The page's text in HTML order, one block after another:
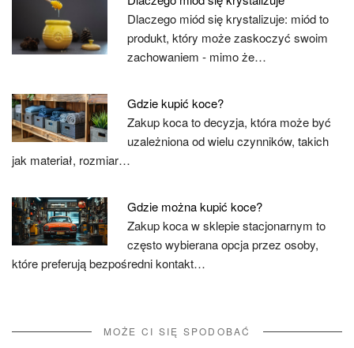
Dlaczego miód się krystalizuje: miód to
produkt, który może zaskoczyć swoim
zachowaniem - mimo że…
Gdzie kupić koce?
Zakup koca to decyzja, która może być
uzależniona od wielu czynników, takich
jak materiał, rozmiar…
Gdzie można kupić koce?
Zakup koca w sklepie stacjonarnym to
często wybierana opcja przez osoby,
które preferują bezpośredni kontakt…
MOŻE CI SIĘ SPODOBAĆ